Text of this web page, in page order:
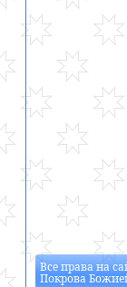
Все права на
Покрова